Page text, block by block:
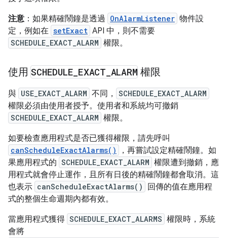
注意：如果精確鬧鐘是透過 OnAlarmListener 物件設
定，例如在 setExact API 中，則不需要
SCHEDULE_EXACT_ALARM 權限。
使用 SCHEDULE EXACT ALARM 權限
與 USE_EXACT_ALARM 不同， SCHEDULE_EXACT_ALARM
權限必須由使用者授予。使用者和系統均可撤銷
SCHEDULE_EXACT_ALARM 權限。
如要檢查應用程式是否已獲得權限，請先呼叫
canScheduleExactAlarms()
，再嘗試設定精確鬧鐘。如
果應用程式的 SCHEDULE_EXACT_ALARM 權限遭到撤銷，應
用程式就會停止運作，且所有日後的精確鬧鐘都會取消。這
也表示 canScheduleExactAlarms()
回傳的值在應用程
式的整個生命週期內都有效。
當應用程式獲得 SCHEDULE_EXACT_ALARMS 權限時，系統
會將